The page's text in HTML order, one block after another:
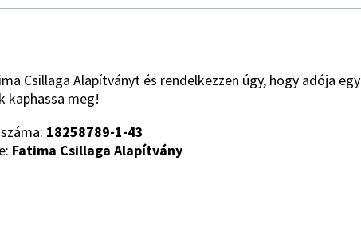
Csillaga Alapítványt és rendelkezzen úgy, hogy adója egy
kaphassa meg!
18258789-1-43
Fatima Csillaga Alapítvány